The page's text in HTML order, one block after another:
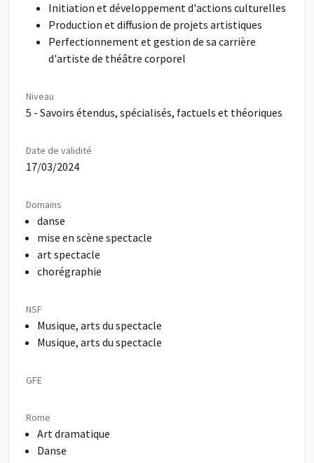
Initiation et développement d'actions culturelles
Production et diffusion de projets artistiques
Perfectionnement et gestion de sa carrière
d'artiste de théâtre corporel
Niveau
5 - Savoirs étendus, spécialisés, factuels et théoriques
Date de validité
17/03/2024
Domains
danse
mise en scène spectacle
art spectacle
chorégraphie
NSF
Musique, arts du spectacle
Musique, arts du spectacle
GFE
Rome
Art dramatique
Danse